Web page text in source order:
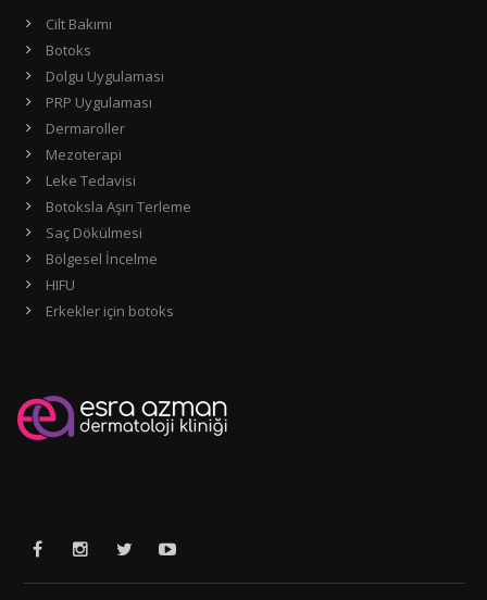
Cilt Bakımı
Botoks
Dolgu Uygulaması
PRP Uygulaması
Dermaroller
Mezoterapi
Leke Tedavisi
Botoksla Aşırı Terleme
Saç Dökülmesi
Bölgesel İncelme
HIFU
Erkekler için botoks